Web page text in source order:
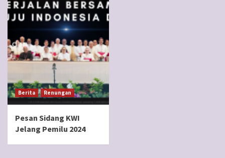
Berita Renungan
Pesan Sidang KWI
Jelang Pemilu 2024